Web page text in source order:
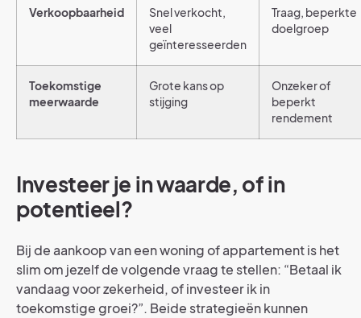
Verkoopbaarheid
Snel verkocht,
veel
geïnteresseerden
Traag, beperkte
doelgroep
Toekomstige
meerwaarde
Grote kans op
stijging
Onzeker of
beperkt
rendement
Investeer je in waarde, of in
potentieel?
Bij de aankoop van een woning of appartement is het
slim om jezelf de volgende vraag te stellen: “Betaal ik
vandaag voor zekerheid, of investeer ik in
toekomstige groei?”. Beide strategieën kunnen